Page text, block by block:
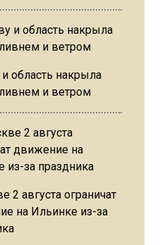
область накрыла
и ветром
2 августа ограничат
на Ильинке из-за